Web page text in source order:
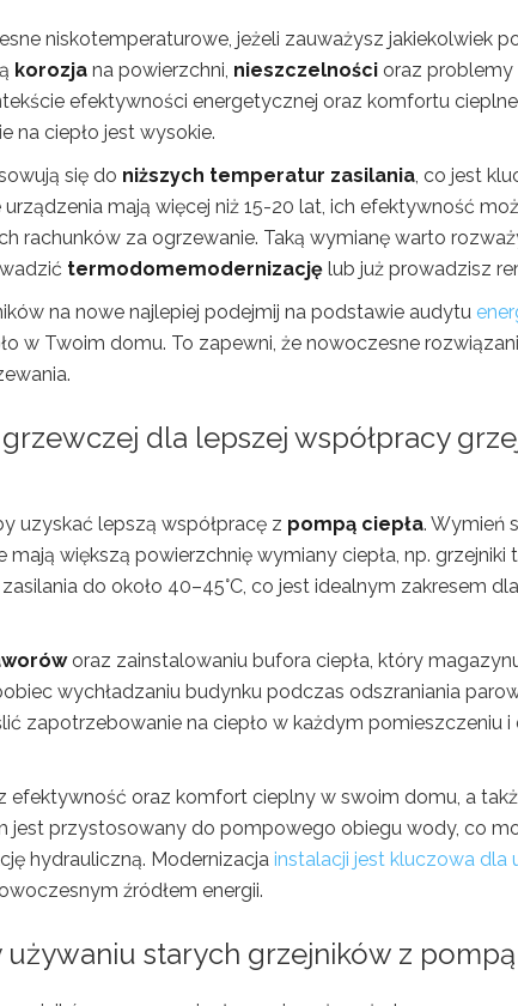
niskotemperaturowe, jeżeli zauważysz jakiekolwiek
korozja na powierzchni, nieszczelności oraz problemy
efektywności energetycznej oraz komfortu
na ciepło jest wysokie.
się do niższych temperatur zasilania , co jest
urządzenia mają więcej niż 15-20 lat, ich efektywność
rachunków za ogrzewanie. Taką wymianę warto
termodomemodernizację lub już prowadzisz
na nowe najlepiej podejmij na podstawie audytu
w Twoim domu. To zapewni, że nowoczesne
dla lepszej współpracy
uzyskać lepszą współpracę z pompą ciepła. Wymień
większą powierzchnię wymiany ciepła, np. grzejniki
do około 40–45°C, co jest idealnym zakresem
oraz zainstalowaniu bufora ciepła, który
wychładzaniu budynku podczas odszraniania
zapotrzebowanie na ciepło w każdym pomieszczeniu
efektywność oraz komfort cieplny w swoim domu, a
jest przystosowany do pompowego obiegu wody, co
hydrauliczną. Modernizacja instalacji jest kluczowa dla
źródłem energii.
używaniu starych grzejników z pompą